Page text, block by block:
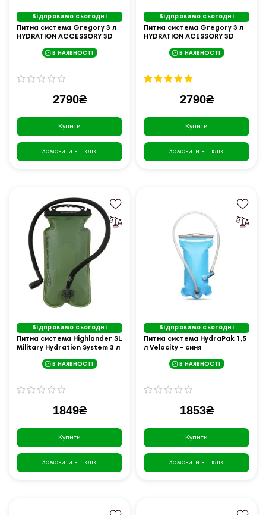
Відправимо сьогодні
Питна система Gregory 3 л
HYDRATION ACCESSORY 3D
145288/5583В НАЯВНОСТІ
2790₴
Купити
Замовити в 1 клік
Відправимо сьогодні
Питна система Gregory 3 л
HYDRATION ACESSORY 3D
В НАЯВНОСТІ
2790₴
Купити
Замовити в 1 клік
Відправимо сьогодні
Питна система Highlander SL
Military Hydration System 3 л
В НАЯВНОСТІ
1849₴
Купити
Замовити в 1 клік
Відправимо сьогодні
Питна система HydraPak 1,5
л Velocity - синя
В НАЯВНОСТІ
1853₴
Купити
Замовити в 1 клік